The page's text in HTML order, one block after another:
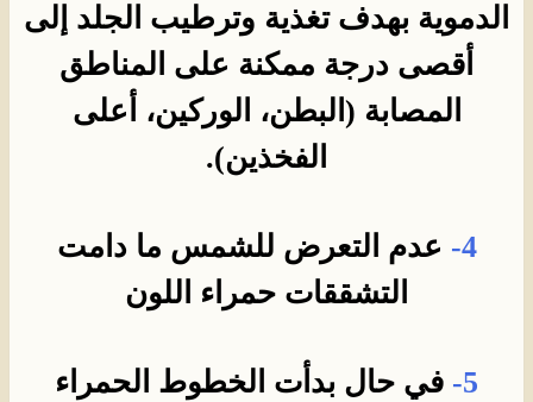
الدموية بهدف تغذية وترطيب الجلد إلى
أقصى درجة ممكنة على المناطق
المصابة (البطن، الوركين، أعلى
الفخذين).
4-
عدم التعرض للشمس ما دامت
التشققات حمراء اللون
5
- في حال بدأت الخطوط الحمراء